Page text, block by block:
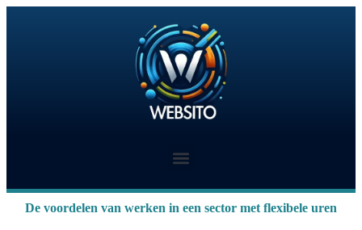
De voordelen van werken in een sector met flexibele uren